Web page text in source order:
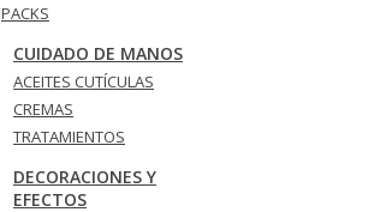
PACKS
CUIDADO DE MANOS
ACEITES CUTÍCULAS
CREMAS
TRATAMIENTOS
DECORACIONES Y
EFECTOS